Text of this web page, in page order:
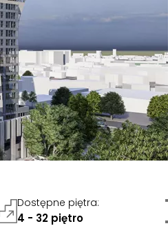
Dostępne piętra:
4 - 32 piętro